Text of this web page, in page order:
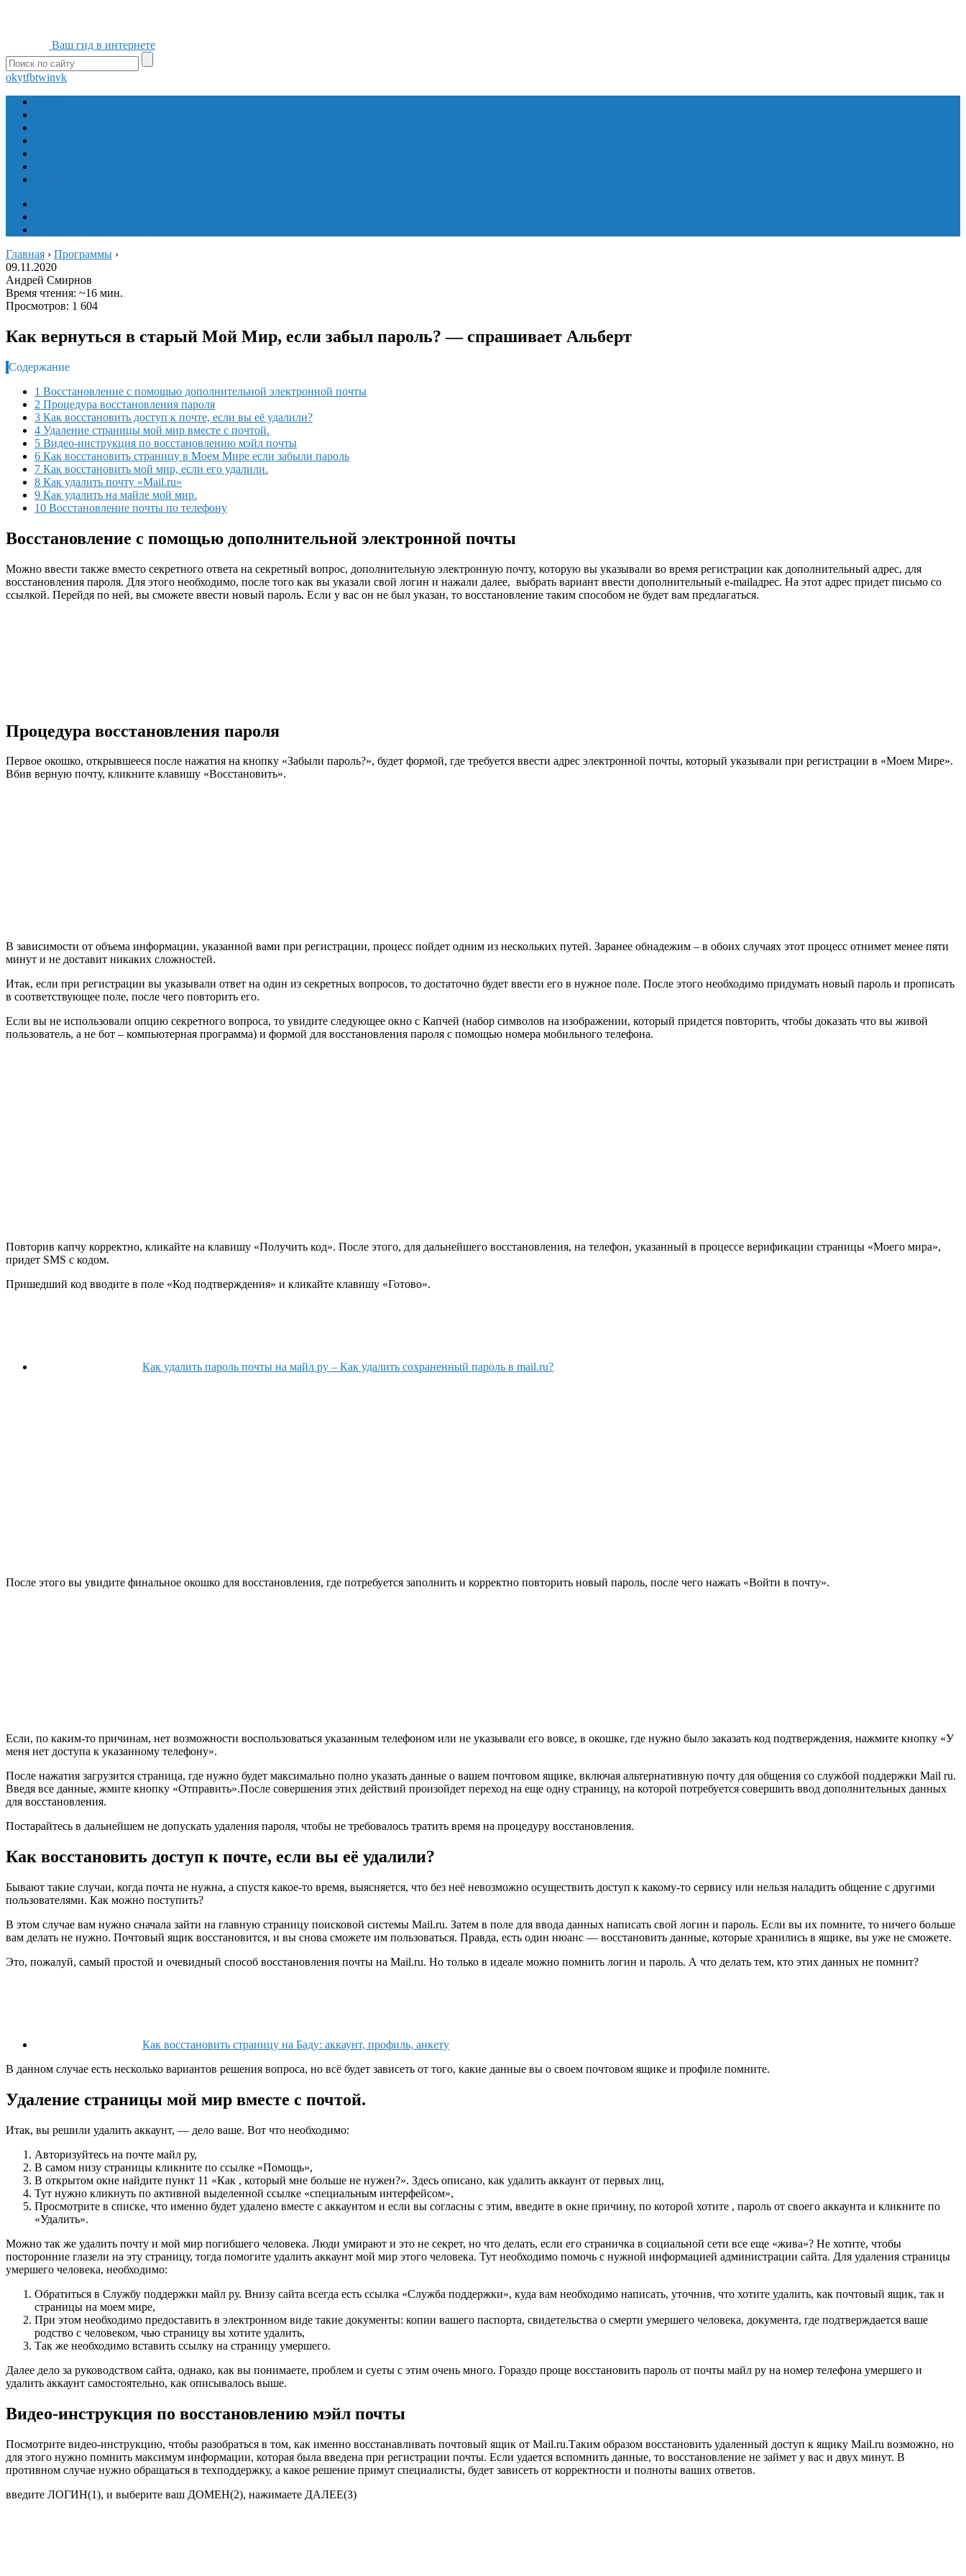
Ваш гид в интернете
okytfbtwinvk
Главная › Программы ›
09.11.2020
Андрей Смирнов
Время чтения: ~16 мин.
Просмотров: 1 604
Как вернуться в старый Мой Мир, если забыл пароль? — спрашивает Альберт
Содержание
1 Восстановление с помощью дополнительной электронной почты
2 Процедура восстановления пароля
3 Как восстановить доступ к почте, если вы её удалили?
4 Удаление страницы мой мир вместе с почтой.
5 Видео-инструкция по восстановлению мэйл почты
6 Как восстановить страницу в Моем Мире если забыли пароль
7 Как восстановить мой мир, если его удалили.
8 Как удалить почту «Mail.ru»
9 Как удалить на майле мой мир.
10 Восстановление почты по телефону
Восстановление с помощью дополнительной электронной почты
Можно ввести также вместо секретного ответа на секретный вопрос, дополнительную электронную почту, которую вы указывали во время регистрации как дополнительный адрес, для
восстановления пароля. Для этого необходимо, после того как вы указали свой логин и нажали далее, выбрать вариант ввести дополнительный e-mailадрес. На этот адрес придет письмо со
ссылкой. Перейдя по ней, вы сможете ввести новый пароль. Если у вас он не был указан, то восстановление таким способом не будет вам предлагаться.
Процедура восстановления пароля
Первое окошко, открывшееся после нажатия на кнопку «Забыли пароль?», будет формой, где требуется ввести адрес электронной почты, который указывали при регистрации в «Моем Мире».
Вбив верную почту, кликните клавишу «Восстановить».
В зависимости от объема информации, указанной вами при регистрации, процесс пойдет одним из нескольких путей. Заранее обнадежим – в обоих случаях этот процесс отнимет менее пяти
минут и не доставит никаких сложностей.
Итак, если при регистрации вы указывали ответ на один из секретных вопросов, то достаточно будет ввести его в нужное поле. После этого необходимо придумать новый пароль и прописать
в соответствующее поле, после чего повторить его.
Если вы не использовали опцию секретного вопроса, то увидите следующее окно с Капчей (набор символов на изображении, который придется повторить, чтобы доказать что вы живой
пользователь, а не бот – компьютерная программа) и формой для восстановления пароля с помощью номера мобильного телефона.
Повторив капчу корректно, кликайте на клавишу «Получить код». После этого, для дальнейшего восстановления, на телефон, указанный в процессе верификации страницы «Моего мира»,
придет SMS с кодом.
Пришедший код вводите в поле «Код подтверждения» и кликайте клавишу «Готово».
Как удалить пароль почты на майл ру – Как удалить сохраненный пароль в mail.ru?
После этого вы увидите финальное окошко для восстановления, где потребуется заполнить и корректно повторить новый пароль, после чего нажать «Войти в почту».
Если, по каким-то причинам, нет возможности воспользоваться указанным телефоном или не указывали его вовсе, в окошке, где нужно было заказать код подтверждения, нажмите кнопку «У
меня нет доступа к указанному телефону».
После нажатия загрузится страница, где нужно будет максимально полно указать данные о вашем почтовом ящике, включая альтернативную почту для общения со службой поддержки Mail ru.
Введя все данные, жмите кнопку «Отправить».После совершения этих действий произойдет переход на еще одну страницу, на которой потребуется совершить ввод дополнительных данных
для восстановления.
Постарайтесь в дальнейшем не допускать удаления пароля, чтобы не требовалось тратить время на процедуру восстановления.
Как восстановить доступ к почте, если вы её удалили?
Бывают такие случаи, когда почта не нужна, а спустя какое-то время, выясняется, что без неё невозможно осуществить доступ к какому-то сервису или нельзя наладить общение с другими
пользователями. Как можно поступить?
В этом случае вам нужно сначала зайти на главную страницу поисковой системы Mail.ru. Затем в поле для ввода данных написать свой логин и пароль. Если вы их помните, то ничего больше
вам делать не нужно. Почтовый ящик восстановится, и вы снова сможете им пользоваться. Правда, есть один нюанс — восстановить данные, которые хранились в ящике, вы уже не сможете.
Это, пожалуй, самый простой и очевидный способ восстановления почты на Mail.ru. Но только в идеале можно помнить логин и пароль. А что делать тем, кто этих данных не помнит?
Как восстановить страницу на Баду: аккаунт, профиль, анкету
В данном случае есть несколько вариантов решения вопроса, но всё будет зависеть от того, какие данные вы о своем почтовом ящике и профиле помните.
Удаление страницы мой мир вместе с почтой.
Итак, вы решили удалить аккаунт, — дело ваше. Вот что необходимо:
Авторизуйтесь на почте майл ру,
В самом низу страницы кликните по ссылке «Помощь»,
В открытом окне найдите пункт 11 «Как , который мне больше не нужен?». Здесь описано, как удалить аккаунт от первых лиц,
Тут нужно кликнуть по активной выделенной ссылке «специальным интерфейсом»,
Просмотрите в списке, что именно будет удалено вместе с аккаунтом и если вы согласны с этим, введите в окне причину, по которой хотите , пароль от своего аккаунта и кликните по
«Удалить».
Можно так же удалить почту и мой мир погибшего человека. Люди умирают и это не секрет, но что делать, если его страничка в социальной сети все еще «жива»? Не хотите, чтобы
посторонние глазели на эту страницу, тогда помогите удалить аккаунт мой мир этого человека. Тут необходимо помочь с нужной информацией администрации сайта. Для удаления страницы
умершего человека, необходимо:
Обратиться в Службу поддержки майл ру. Внизу сайта всегда есть ссылка «Служба поддержки», куда вам необходимо написать, уточнив, что хотите удалить, как почтовый ящик, так и
страницы на моем мире,
При этом необходимо предоставить в электронном виде такие документы: копии вашего паспорта, свидетельства о смерти умершего человека, документа, где подтверждается ваше
родство с человеком, чью страницу вы хотите удалить,
Так же необходимо вставить ссылку на страницу умершего.
Далее дело за руководством сайта, однако, как вы понимаете, проблем и суеты с этим очень много. Гораздо проще восстановить пароль от почты майл ру на номер телефона умершего и
удалить аккаунт самостоятельно, как описывалось выше.
Видео-инструкция по восстановлению мэйл почты
Посмотрите видео-инструкцию, чтобы разобраться в том, как именно восстанавливать почтовый ящик от Mail.ru.Таким образом восстановить удаленный доступ к ящику Mail.ru возможно, но
для этого нужно помнить максимум информации, которая была введена при регистрации почты. Если удается вспомнить данные, то восстановление не займет у вас и двух минут. В
противном случае нужно обращаться в техподдержку, а какое решение примут специалисты, будет зависеть от корректности и полноты ваших ответов.
введите ЛОГИН(1), и выберите ваш ДОМЕН(2), нажимаете ДАЛЕЕ(3)